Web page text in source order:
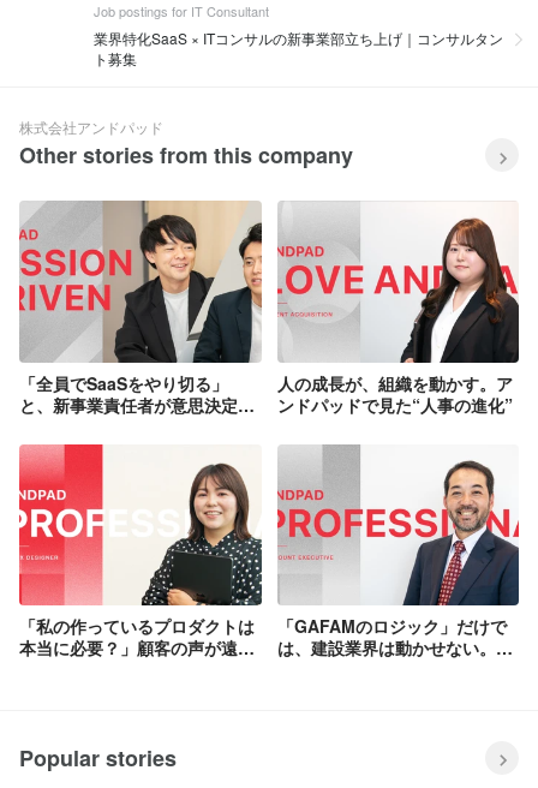
Job postings for IT Consultant
業界特化SaaS × ITコンサルの新事業部立ち上げ｜コンサルタン
ト募集
株式会社アンドパッド
Other stories from this company
「全員でSaaSをやり切る」
と、新事業責任者が意思決定を
人の成長が、組織を動かす。ア
ンドパッドで見た“人事の進化”
「私の作っているプロダクトは
本当に必要？」顧客の声が遠い
「GAFAMのロジック」だけで
は、建設業界は動かせない。
Popular stories